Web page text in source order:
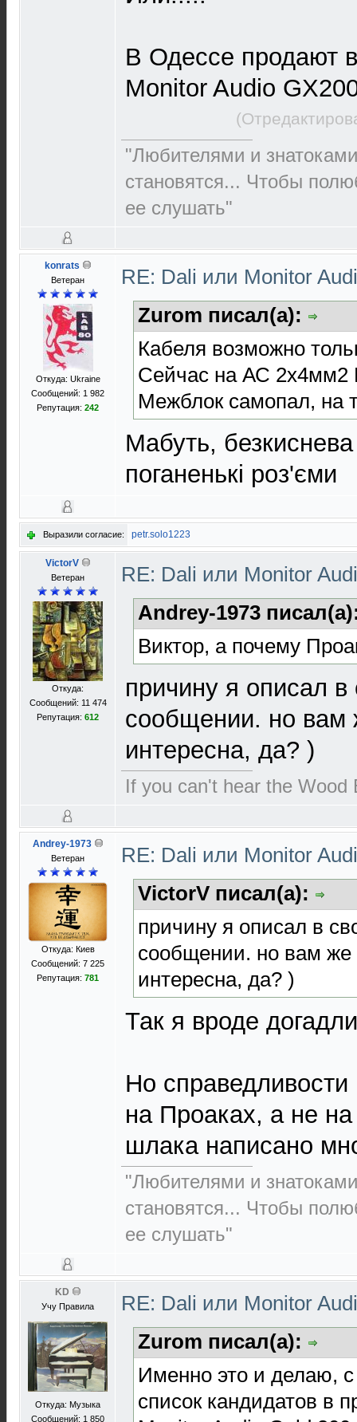
В Одессе продают
Monitor Audio
"Любителями и
становятся... Чтобы
ее слушать"
konrats
Ветеран
Откуда: Ukraine
Сообщений: 1 982
Репутация: 242
RE: Dali или Monitor
Zurom писал(а):
Кабеля возможно
Сейчас на АС
Межблок самопал, на
Мабуть,
поганенькі роз'єми
Выразили согласие: petr.solo1223
VictorV
Ветеран
Откуда:
Сообщений: 11 474
Репутация: 612
RE: Dali или Monitor
Andrey-1973
Виктор, а почему
причину я описал
сообщении. но вам
интересна, да? )
If you can't hear the Wood
Andrey-1973
Ветеран
Откуда: Киев
Сообщений: 7 225
Репутация: 781
RE: Dali или Monitor
VictorV писал(а):
причину я описал в
сообщении. но вам
интересна, да? )
Так я вроде
Но
на Проаках, а не
шлака написано
"Любителями и
становятся... Чтобы
ее слушать"
KD
Учу Правила
Откуда: Музыка
Сообщений: 1 850
RE: Dali или Monitor
Zurom писал(а):
Именно это и делаю,
список кандидатов в